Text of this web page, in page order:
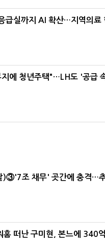
급실까지 AI 확산…지역의료
지에 청년주택"…LH도 '공급
)③'7조 채무' 곳간에 충격…
홈 떠난 구미현, 본느에 340